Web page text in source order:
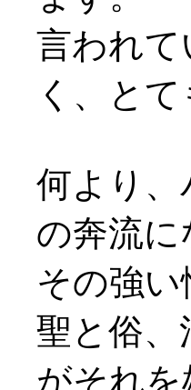
言われ
く、と
何より、
の奔流
その強
聖と俗、
がそれ